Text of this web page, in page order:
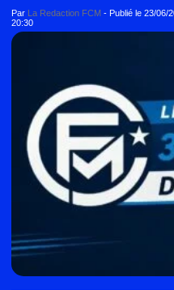
Par La Redaction FCM - Publié le 23/06/
20:30